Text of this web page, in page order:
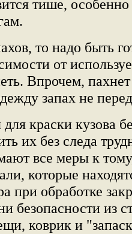
тише, особенно
то надо быть
от
Впрочем,
запах не
краски кузова
их без следа
все меры к
которые
при обработке
безопасности из
коврик и